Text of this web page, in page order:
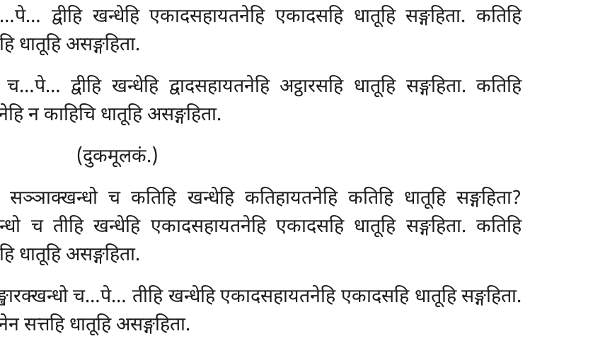
द्वीहि खन्धेहि एकादसहायतनेहि एकादसहि धातूहि सङ्गहिता. कतिहि
धातूहि असङ्गहिता.
द्वीहि खन्धेहि द्वादसहायतनेहि अट्ठारसहि धातूहि सङ्गहिता. कतिहि
न काहिचि धातूहि असङ्गहिता.
(दुकमूलकं.)
च कतिहि खन्धेहि कतिहायतनेहि कतिहि धातूहि सङ्गहिता?
च तीहिखन्धेहि एकादसहायतनेहि एकादसहि धातूहि सङ्गहिता. कतिहि
धातूहि असङ्गहिता.
च…पे… तीहि खन्धेहि एकादसहायतनेहि एकादसहि धातूहि सङ्गहिता.
सत्तहि धातूहि असङ्गहिता.